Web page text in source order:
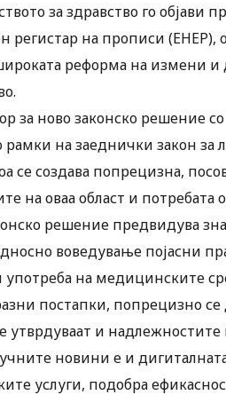
за здравство го објави
регистар на прописи (ЕНЕР),
реформа на измени и
за ново законско решение
рамки на заеднички закон за
се создава попрецизна,
на оваа област и потребата
решение предвидува
воведување појасни
употреба на медицинските
постапки, попрецизно
утврдуваат и
новини е и
услуги, подобра